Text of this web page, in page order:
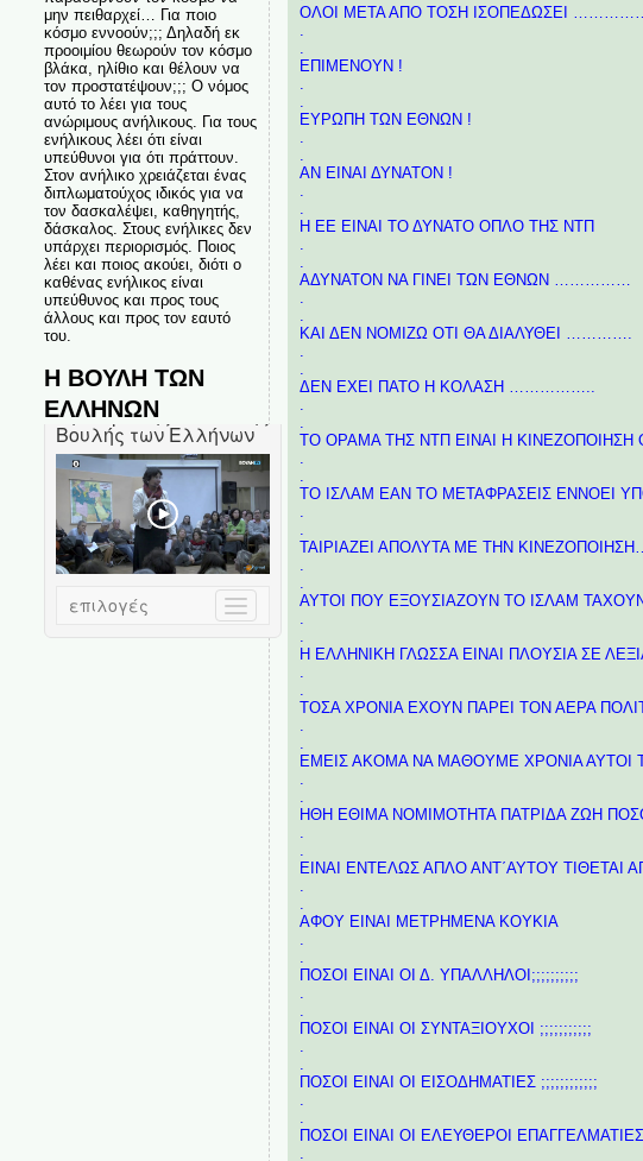
μην πειθαρχεί… Για ποιο
κόσμο εννοούν;;; Δηλαδή εκ
προοιμίου θεωρούν τον κόσμο
βλάκα, ηλίθιο και θέλουν να
τον προστατέψουν;;; Ο νόμος
αυτό το λέει για τους
ανώριμους ανήλικους. Για τους
ενήλικους λέει ότι είναι
υπεύθυνοι για ότι πράττουν.
Στον ανήλικο χρειάζεται ένας
διπλωματούχος ιδικός για να
τον δασκαλέψει, καθηγητής,
δάσκαλος. Στους ενήλικες δεν
υπάρχει περιορισμός. Ποιος
λέει και ποιος ακούει, διότι ο
καθένας ενήλικος είναι
υπεύθυνος και προς τους
άλλους και προς τον εαυτό
του.
Η ΒΟΥΛΗ ΤΩΝ
ΕΛΛΗΝΩΝ
ΟΛΟΙ ΜΕΤΑ ΑΠΟ ΤΟΣΗ ΙΣΟΠΕΔΩΣΕΙ
.
.
ΕΠΙΜΕΝΟΥΝ !
.
.
ΕΥΡΩΠΗ ΤΩΝ ΕΘΝΩΝ !
.
.
ΑΝ ΕΙΝΑΙ ΔΥΝΑΤΟΝ !
.
.
Η ΕΕ ΕΙΝΑΙ ΤΟ ΔΥΝΑΤΟ ΟΠΛΟ ΤΗΣ ΝΤΠ
.
.
ΑΔΥΝΑΤΟΝ ΝΑ ΓΙΝΕΙ ΤΩΝ ΕΘΝΩΝ ……………
.
.
ΚΑΙ ΔΕΝ ΝΟΜΙΖΩ ΟΤΙ ΘΑ ΔΙΑΛΥΘΕΙ ………….
.
.
ΔΕΝ ΕΧΕΙ ΠΑΤΟ Η ΚΟΛΑΣΗ ……………..
.
.
ΤΟ ΟΡΑΜΑ ΤΗΣ ΝΤΠ ΕΙΝΑΙ Η ΚΙΝΕΖΟΠΟΙΗΣΗ
.
.
ΤΟ ΙΣΛΑΜ ΕΑΝ ΤΟ ΜΕΤΑΦΡΑΣΕΙΣ ΕΝΝΟΕΙ
.
.
ΤΑΙΡΙΑΖΕΙ ΑΠΟΛΥΤΑ ΜΕ ΤΗΝ
.
.
ΑΥΤΟΙ ΠΟΥ ΕΞΟΥΣΙΑΖΟΥΝ ΤΟ ΙΣΛΑΜ
.
.
Η ΕΛΛΗΝΙΚΗ ΓΛΩΣΣΑ ΕΙΝΑΙ ΠΛΟΥΣΙΑ ΣΕ
.
.
ΤΟΣΑ ΧΡΟΝΙΑ ΕΧΟΥΝ ΠΑΡΕΙ ΤΟΝ ΑΕΡΑ
.
.
ΕΜΕΙΣ ΑΚΟΜΑ ΝΑ ΜΑΘΟΥΜΕ ΧΡΟΝΙΑ
.
.
ΗΘΗ ΕΘΙΜΑ ΝΟΜΙΜΟΤΗΤΑ ΠΑΤΡΙΔΑ ΖΩΗ
.
.
ΕΙΝΑΙ ΕΝΤΕΛΩΣ ΑΠΛΟ ΑΝΤ΄ΑΥΤΟΥ ΤΙΘΕΤΑΙ
.
.
ΑΦΟΥ ΕΙΝΑΙ ΜΕΤΡΗΜΕΝΑ ΚΟΥΚΙΑ
.
.
ΠΟΣΟΙ ΕΙΝΑΙ ΟΙ Δ. ΥΠΑΛΛΗΛΟΙ;;;;;;;;;;
.
.
ΠΟΣΟΙ ΕΙΝΑΙ ΟΙ ΣΥΝΤΑΞΙΟΥΧΟΙ ;;;;;;;;;;;
.
.
ΠΟΣΟΙ ΕΙΝΑΙ ΟΙ ΕΙΣΟΔΗΜΑΤΙΕΣ ;;;;;;;;;;;;
.
.
ΠΟΣΟΙ ΕΙΝΑΙ ΟΙ ΕΛΕΥΘΕΡΟΙ
.